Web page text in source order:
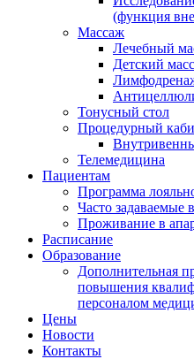
(функция
Массаж
Лечебный
Детский
Тонусный стол
Процедурный
Телемедицина
Пациентам
Программа
Часто задаваемые
Проживание в
Расписание
Образование
Дополнительная
повышения
персоналом
Цены
Новости
Контакты